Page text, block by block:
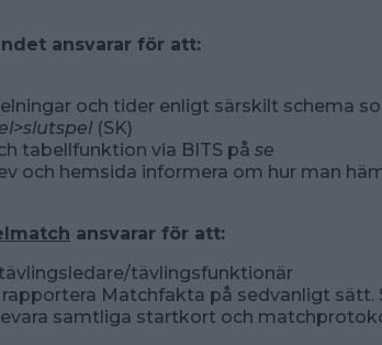
ansvarar för att:
och tider enligt särskilt schema
(SK)
tabellfunktion via BITS på se
och hemsida informera om hur man
ansvarar för att:
tävlingsfunktionär
Matchfakta på sedvanligt sätt.
samtliga startkort och